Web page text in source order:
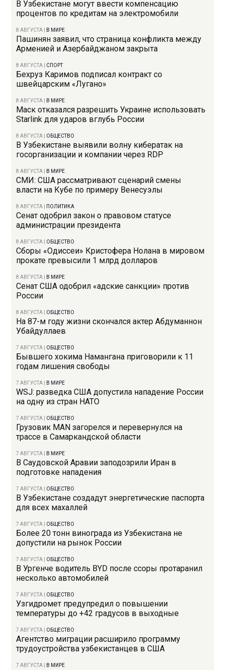
В Узбекистане могут ввести компенсацию
процентов по кредитам на электромобили
8 АВГУСТА В МИРЕ
Пашинян заявил, что страница конфликта между
Арменией и Азербайджаном закрыта
8 АВГУСТА СПОРТ
Бехруз Каримов подписал контракт со
швейцарским «Лугано»
8 АВГУСТА В МИРЕ
Маск отказался разрешить Украине использовать
Starlink для ударов вглубь России
8 АВГУСТА ОБЩЕСТВО
В Узбекистане выявили волну кибератак на
госорганизации и компании через RDP
8 АВГУСТА В МИРЕ
СМИ: США рассматривают сценарий смены
власти на Кубе по примеру Венесуэлы
8 АВГУСТА ПОЛИТИКА
Сенат одобрил закон о правовом статусе
администрации президента
8 АВГУСТА ОБЩЕСТВО
Сборы «Одиссеи» Кристофера Нолана в мировом
прокате превысили 1 млрд долларов
8 АВГУСТА В МИРЕ
Сенат США одобрил «адские санкции» против
России
8 АВГУСТА ОБЩЕСТВО
На 87-м году жизни скончался актер Абдуманнон
Убайдуллаев
7 АВГУСТА ОБЩЕСТВО
Бывшего хокима Намангана приговорили к 11
годам лишения свободы
7 АВГУСТА В МИРЕ
WSJ: разведка США допустила нападение России
на одну из стран НАТО
7 АВГУСТА ОБЩЕСТВО
Грузовик MAN загорелся и перевернулся на
трассе в Самаркандской области
7 АВГУСТА В МИРЕ
В Саудовской Аравии заподозрили Иран в
подготовке нападения
7 АВГУСТА ОБЩЕСТВО
В Узбекистане создадут энергетические паспорта
для всех махаллей
7 АВГУСТА ОБЩЕСТВО
Более 20 тонн винограда из Узбекистана не
допустили на рынок России
7 АВГУСТА ОБЩЕСТВО
В Ургенче водитель BYD после ссоры протаранил
несколько автомобилей
7 АВГУСТА ОБЩЕСТВО
Узгидромет предупредил о повышении
температуры до +42 градусов в выходные
7 АВГУСТА ОБЩЕСТВО
Агентство миграции расширило программу
трудоустройства узбекистанцев в США
7 АВГУСТА В МИРЕ